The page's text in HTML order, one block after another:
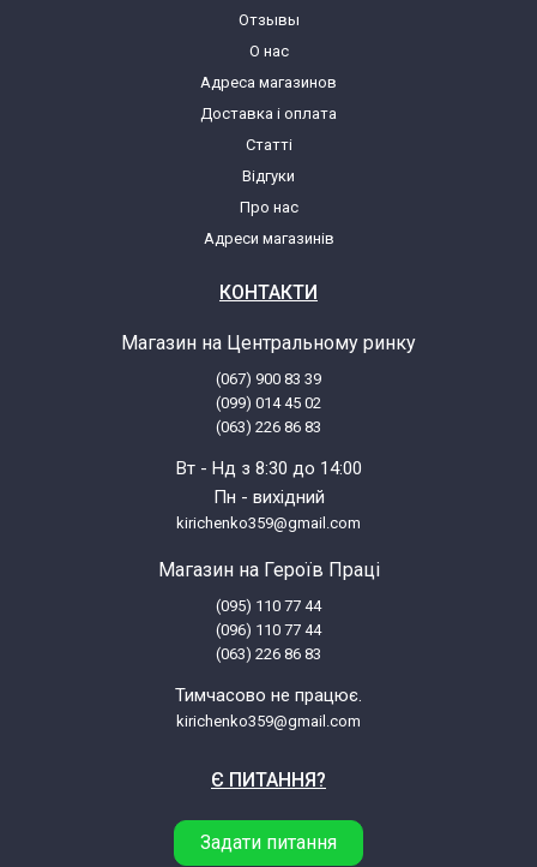
Отзывы
О нас
Адреса магазинов
Доставка і оплата
Статті
Відгуки
Про нас
Адреси магазинів
КОНТАКТИ
Магазин на Центральному ринку
(067) 900 83 39
(099) 014 45 02
(063) 226 86 83
Вт - Нд з 8:30 до 14:00
Пн - вихідний
kirichenko359@gmail.com
Магазин на Героїв Праці
(095) 110 77 44
(096) 110 77 44
(063) 226 86 83
Тимчасово не працює.
kirichenko359@gmail.com
Є ПИТАННЯ?
Задати питання